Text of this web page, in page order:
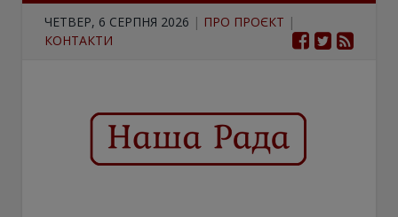
ЧЕТВЕР, 6 СЕРПНЯ 2026 | ПРО ПРОЄКТ |
КОНТАКТИ